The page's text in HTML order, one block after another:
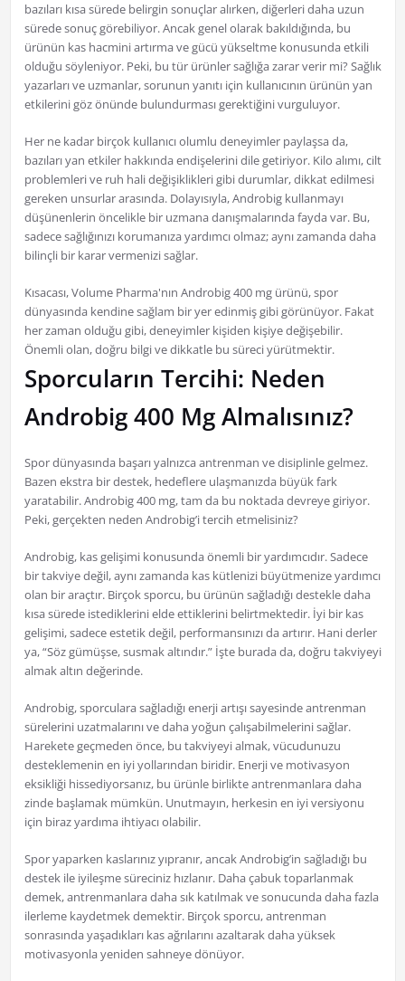
bazıları kısa sürede belirgin sonuçlar alırken, diğerleri daha uzun
sürede sonuç görebiliyor. Ancak genel olarak bakıldığında, bu
ürünün kas hacmini artırma ve gücü yükseltme konusunda etkili
olduğu söyleniyor. Peki, bu tür ürünler sağlığa zarar verir mi? Sağlık
yazarları ve uzmanlar, sorunun yanıtı için kullanıcının ürünün yan
etkilerini göz önünde bulundurması gerektiğini vurguluyor.
Her ne kadar birçok kullanıcı olumlu deneyimler paylaşsa da,
bazıları yan etkiler hakkında endişelerini dile getiriyor. Kilo alımı, cilt
problemleri ve ruh hali değişiklikleri gibi durumlar, dikkat edilmesi
gereken unsurlar arasında. Dolayısıyla, Androbig kullanmayı
düşünenlerin öncelikle bir uzmana danışmalarında fayda var. Bu,
sadece sağlığınızı korumanıza yardımcı olmaz; aynı zamanda daha
bilinçli bir karar vermenizi sağlar.
Kısacası, Volume Pharma'nın Androbig 400 mg ürünü, spor
dünyasında kendine sağlam bir yer edinmiş gibi görünüyor. Fakat
her zaman olduğu gibi, deneyimler kişiden kişiye değişebilir.
Önemli olan, doğru bilgi ve dikkatle bu süreci yürütmektir.
Sporcuların Tercihi: Neden
Androbig 400 Mg Almalısınız?
Spor dünyasında başarı yalnızca antrenman ve disiplinle gelmez.
Bazen ekstra bir destek, hedeflere ulaşmanızda büyük fark
yaratabilir. Androbig 400 mg, tam da bu noktada devreye giriyor.
Peki, gerçekten neden Androbig’i tercih etmelisiniz?
Androbig, kas gelişimi konusunda önemli bir yardımcıdır. Sadece
bir takviye değil, aynı zamanda kas kütlenizi büyütmenize yardımcı
olan bir araçtır. Birçok sporcu, bu ürünün sağladığı destekle daha
kısa sürede istediklerini elde ettiklerini belirtmektedir. İyi bir kas
gelişimi, sadece estetik değil, performansınızı da artırır. Hani derler
ya, “Söz gümüşse, susmak altındır.” İşte burada da, doğru takviyeyi
almak altın değerinde.
Androbig, sporculara sağladığı enerji artışı sayesinde antrenman
sürelerini uzatmalarını ve daha yoğun çalışabilmelerini sağlar.
Harekete geçmeden önce, bu takviyeyi almak, vücudunuzu
desteklemenin en iyi yollarından biridir. Enerji ve motivasyon
eksikliği hissediyorsanız, bu ürünle birlikte antrenmanlara daha
zinde başlamak mümkün. Unutmayın, herkesin en iyi versiyonu
için biraz yardıma ihtiyacı olabilir.
Spor yaparken kaslarınız yıpranır, ancak Androbig’in sağladığı bu
destek ile iyileşme süreciniz hızlanır. Daha çabuk toparlanmak
demek, antrenmanlara daha sık katılmak ve sonucunda daha fazla
ilerleme kaydetmek demektir. Birçok sporcu, antrenman
sonrasında yaşadıkları kas ağrılarını azaltarak daha yüksek
motivasyonla yeniden sahneye dönüyor.